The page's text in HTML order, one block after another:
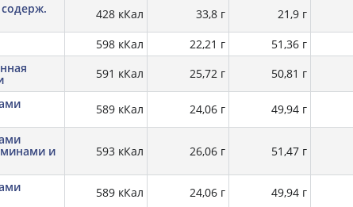
428 кКал 33,8 г 21,9 г
598 кКал 22,21 г 51,36 г
591 кКал 25,72 г 50,81 г
589 кКал 24,06 г 49,94 г
и 593 кКал 26,06 г 51,47 г
589 кКал 24,06 г 49,94 г